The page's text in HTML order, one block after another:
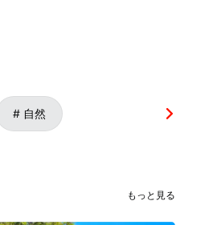
自然
もっと見る